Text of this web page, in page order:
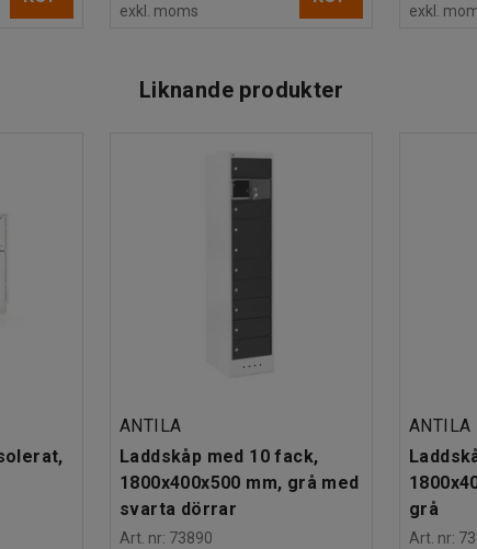
exkl. moms exkl.
Liknande produkter
ANTILA
Laddskåp med 10 fack,
1800x400x500 mm, grå med
svarta dörrar
Art. nr: 73890
ANTILA
grå
Art. nr: